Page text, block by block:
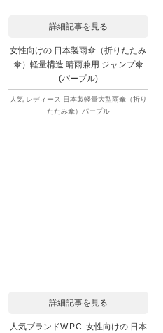
詳細記事を見る
女性向けの 日本製雨傘（折りたたみ
傘）軽量構造 晴雨兼用 ジャンプ傘
(パープル)
人気 レディース 日本製軽量大型雨傘（折り
たたみ傘）パープル
詳細記事を見る
人気ブランドW.P.C 女性向けの 日本